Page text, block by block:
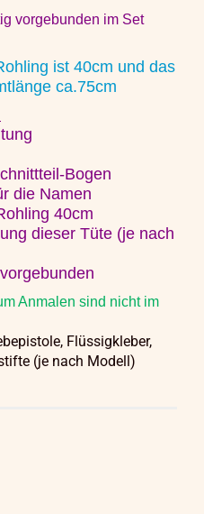
vorgebunden im Set
ist 40cm und das
ca.75cm
Bogen
die Namen
40cm
dieser Tüte (je nach
Anmalen sind nicht im
Flüssigkleber,
(je nach Modell)